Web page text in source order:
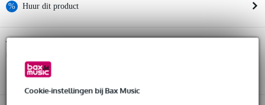
Cookie-instellingen bij Bax Music
% Huur dit product
Huur dit product al vanaf 36 euro per maand
€ 2.500,-
Gratis
Al na 4 maanden maandelijks opzegbaar
De mogelijkheid om je product(en) met korting te kopen
Twijfel je of de